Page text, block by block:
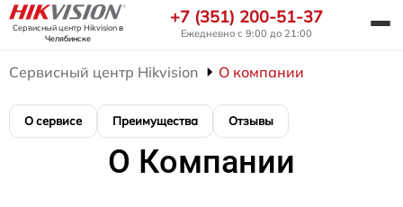
Сервисный центр Hikvisionв
Челябинске
+7 (351) 200-51-37
Ежедневно с 9:00 до 21:00
Сервисный центр Hikvision О компании
О сервисе Преимущества Отзывы
О Компании